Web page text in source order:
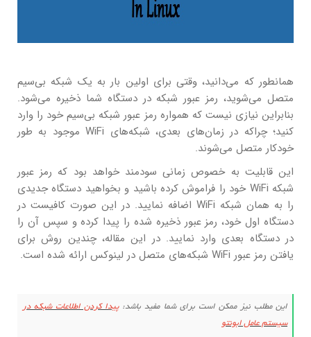
همانطور که می‌دانید، وقتی برای اولین بار به یک شبکه بی‌سیم
متصل می‌شوید، رمز عبور شبکه در دستگاه شما ذخیره می‌شود.
بنابراین نیازی نیست که همواره رمز عبور شبکه بی‌سیم خود را وارد
کنید؛ چراکه در زمان‌های بعدی، شبکه‌های WiFi موجود به طور
خودکار متصل می‌شوند.
این قابلیت به خصوص زمانی سودمند خواهد بود که رمز عبور
شبکه WiFi خود را فراموش کرده باشید و بخواهید دستگاه جدیدی
را به همان شبکه WiFi اضافه نمایید. در این صورت کافیست در
دستگاه اول خود، رمز عبور ذخیره شده را پیدا کرده و سپس آن را
در دستگاه بعدی وارد نمایید. در این مقاله، چندین روش برای
یافتن رمز عبور WiFi شبکه‌های متصل در لینوکس ارائه شده است.
این مطلب نیز ممکن است برای شما مفید باشد: پیدا کردن اطلاعات شبکه در
سیستم عامل ابونتو